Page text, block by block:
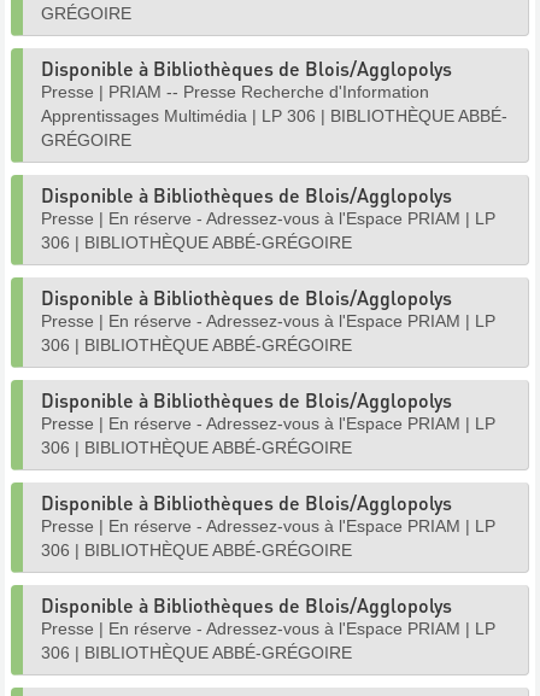
GRÉGOIRE
Disponible à Bibliothèques de Blois/Agglopolys
Presse | PRIAM -- Presse Recherche d'Information
Apprentissages Multimédia | LP 306 | BIBLIOTHÈQUE ABBÉ-
GRÉGOIRE
Disponible à Bibliothèques de Blois/Agglopolys
Presse | En réserve - Adressez-vous à l'Espace PRIAM | LP
306 | BIBLIOTHÈQUE ABBÉ-GRÉGOIRE
Disponible à Bibliothèques de Blois/Agglopolys
Presse | En réserve - Adressez-vous à l'Espace PRIAM | LP
306 | BIBLIOTHÈQUE ABBÉ-GRÉGOIRE
Disponible à Bibliothèques de Blois/Agglopolys
Presse | En réserve - Adressez-vous à l'Espace PRIAM | LP
306 | BIBLIOTHÈQUE ABBÉ-GRÉGOIRE
Disponible à Bibliothèques de Blois/Agglopolys
Presse | En réserve - Adressez-vous à l'Espace PRIAM | LP
306 | BIBLIOTHÈQUE ABBÉ-GRÉGOIRE
Disponible à Bibliothèques de Blois/Agglopolys
Presse | En réserve - Adressez-vous à l'Espace PRIAM | LP
306 | BIBLIOTHÈQUE ABBÉ-GRÉGOIRE